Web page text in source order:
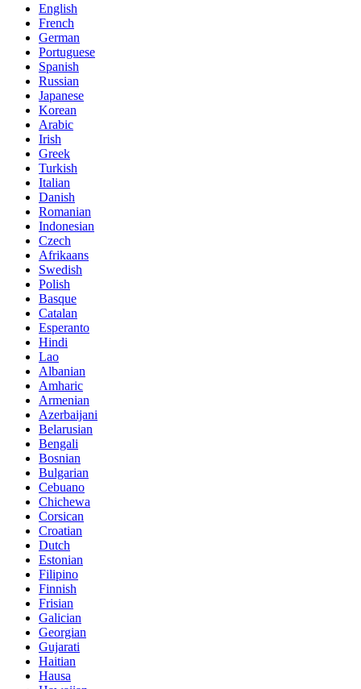
English
French
German
Portuguese
Spanish
Russian
Japanese
Korean
Arabic
Irish
Greek
Turkish
Italian
Danish
Romanian
Indonesian
Czech
Afrikaans
Swedish
Polish
Basque
Catalan
Esperanto
Hindi
Lao
Albanian
Amharic
Armenian
Azerbaijani
Belarusian
Bengali
Bosnian
Bulgarian
Cebuano
Chichewa
Corsican
Croatian
Dutch
Estonian
Filipino
Finnish
Frisian
Galician
Georgian
Gujarati
Haitian
Hausa